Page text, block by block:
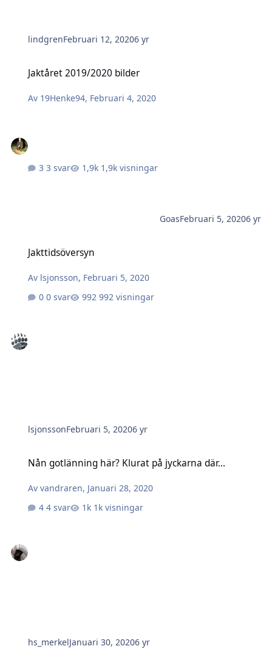
lindgrenFebruari 12, 20206 yr
Jaktåret 2019/2020 bilder
Av 19Henke94, Februari 4, 2020
3 svar 1,9k visningar
GoasFebruari 5, 20206 yr
Jakttidsöversyn
Av lsjonsson, Februari 5, 2020
0 svar
992 visningar
lsjonssonFebruari 5, 20206 yr
Nån gotlänning här? Klurat på jyckarna där...
Avvandraren, Januari 28, 2020
4 svar
1k visningar
hs_merkelJanuari 30, 20206 yr